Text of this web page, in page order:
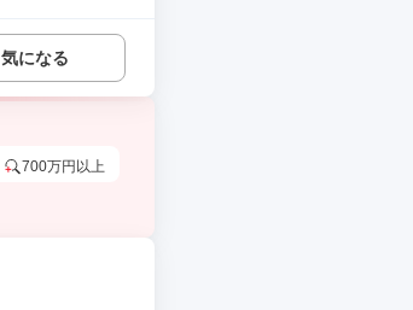
気になる
700万円以上